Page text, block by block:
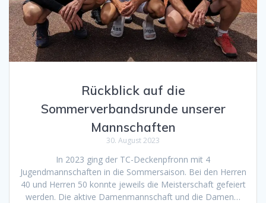
Rückblick auf die
Sommerverbandsrunde unserer
Mannschaften
30. August 2023
In 2023 ging der TC-Deckenpfronn mit 4
Jugendmannschaften in die Sommersaison. Bei den Herren
40 und Herren 50 konnte jeweils die Meisterschaft gefeiert
werden. Die aktive Damenmannschaft und die Damen…